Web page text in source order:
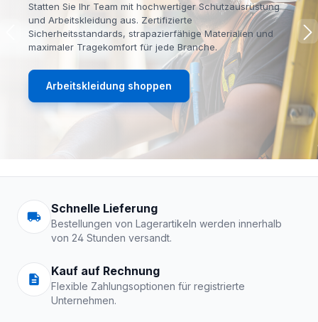
Statten Sie Ihr Team mit hochwertiger Schutzausrüstung
und Arbeitskleidung aus. Zertifizierte
Sicherheitsstandards, strapazierfähige Materialien und
maximaler Tragekomfort für jede Branche.
Arbeitskleidung shoppen
Arbeitskleidung |
Schnelle Lieferung
Bestellungen von Lagerartikeln werden innerhalb
von 24 Stunden versandt.
Kauf auf Rechnung
Flexible Zahlungsoptionen für registrierte
Unternehmen.